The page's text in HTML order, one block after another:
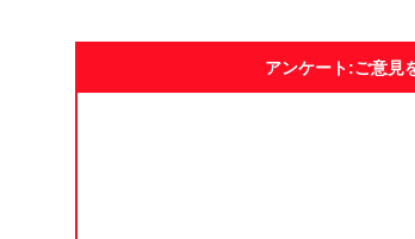
アンケート:ご意見